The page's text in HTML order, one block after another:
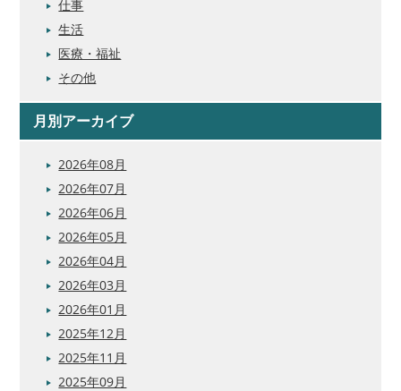
仕事
生活
医療・福祉
その他
月別アーカイブ
2026年08月
2026年07月
2026年06月
2026年05月
2026年04月
2026年03月
2026年01月
2025年12月
2025年11月
2025年09月